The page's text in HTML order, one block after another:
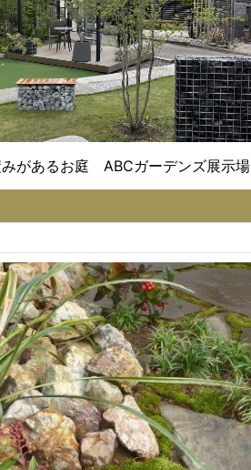
みがあるお庭 ABCガーデンズ展示場